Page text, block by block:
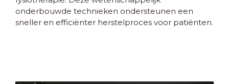
onderbouwde technieken ondersteunen een
sneller en efficiënter herstelproces voor patiënten.